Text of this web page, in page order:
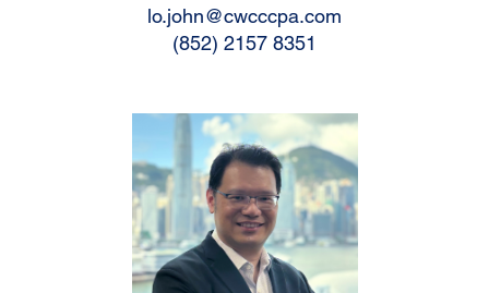
lo.john@cwcccpa.com
(852) 2157 8351